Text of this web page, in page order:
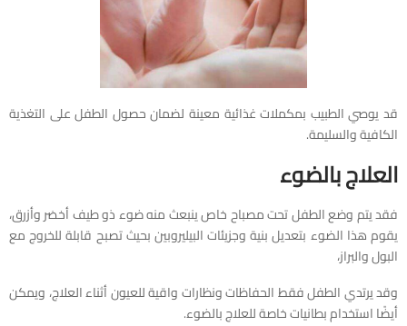
قد يوصي الطبيب بمكملات غذائية معينة لضمان حصول الطفل على التغذية
الكافية والسليمة.
العلاج بالضوء
فقد يتم وضع الطفل تحت مصباح خاص ينبعث منه ضوء ذو طيف أخضر وأزرق،
يقوم هذا الضوء بتعديل بنية وجزيئات البيليروبين بحيث تصبح قابلة للخروج مع
البول والبراز،
وقد يرتدي الطفل فقط الحفاظات ونظارات واقية للعيون أثناء العلاج، ويمكن
أيضًا استخدام بطانيات خاصة للعلاج بالضوء.